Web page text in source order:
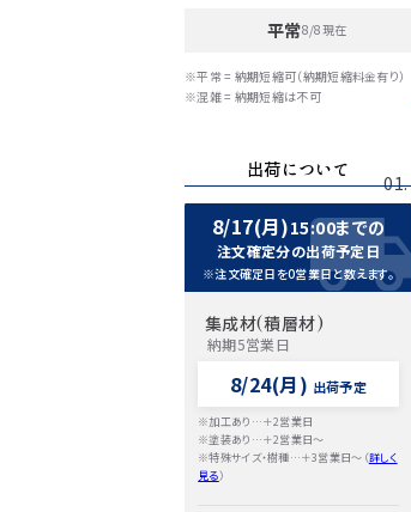
平常8/8現在
※平常 = 納期短縮可（納期短縮料金有り）
※混雑 = 納期短縮は不可
出荷について
8/17(月)15:00までの
注文確定分の出荷予定日
※注文確定日を0営業日と数えます。
集成材(積層材)
納期5営業日
8/24(月) 出荷予定
※加工あり…＋2営業日
※塗装あり…＋2営業日～
※特殊サイズ・樹種…＋3営業日～（詳しく
見る）